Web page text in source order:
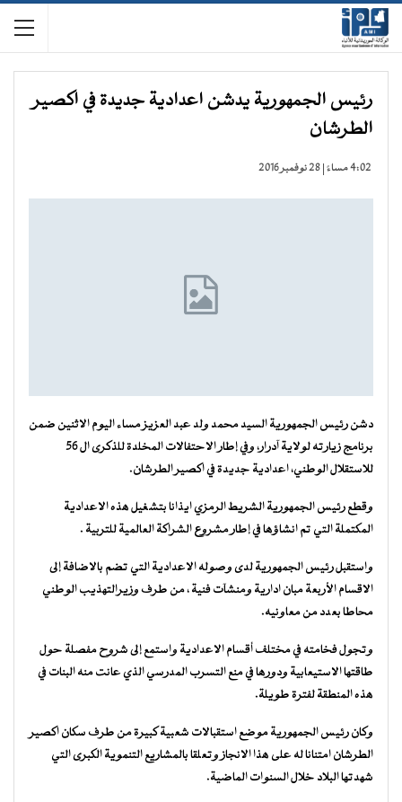
رئيس الجمهورية يدشن اعدادية جديدة في اكصير
الطرشان
4:02 مساءً | 28 نوفمبر 2016
دشن رئيس الجمهورية السيد محمد ولد عبد العزيز مساء اليوم الاثنين ضمن
برنامج زيارته لولاية آدرار، وفي إطار الاحتفالات المخلدة للذكرى ال 56
للاستقلال الوطني، اعدادية جديدة في اكصير الطرشان.
وقطع رئيس الجمهورية الشريط الرمزي ايذانا بتشغيل هذه الاعدادية
المكتملة التي تم انشاؤها في إطار مشروع الشراكة العالمية للتربية .
واستقبل رئيس الجمهورية لدى وصوله الاعدادية التي تضم بالاضافة إلى
الاقسام الأربعة مبان ادارية ومنشآت فنية ، من طرف وزيرالتهذيب الوطني
محاطا بعدد من معاونيه.
وتجول فخامته في مختلف أقسام الاعدادية واستمع إلى شروح مفصلة حول
طاقتها الاستيعابية ودورها في منع التسرب المدرسي الذي عانت منه البنات في
هذه المنطقة لفترة طويلة.
وكان رئيس الجمهورية موضع استقبالات شعبية كبيرة من طرف سكان اكصير
الطرشان امتنانا له على هذا الانجاز وتعلقا بالمشاريع التنموية الكبرى التي
شهدتها البلاد خلال السنوات الماضية.